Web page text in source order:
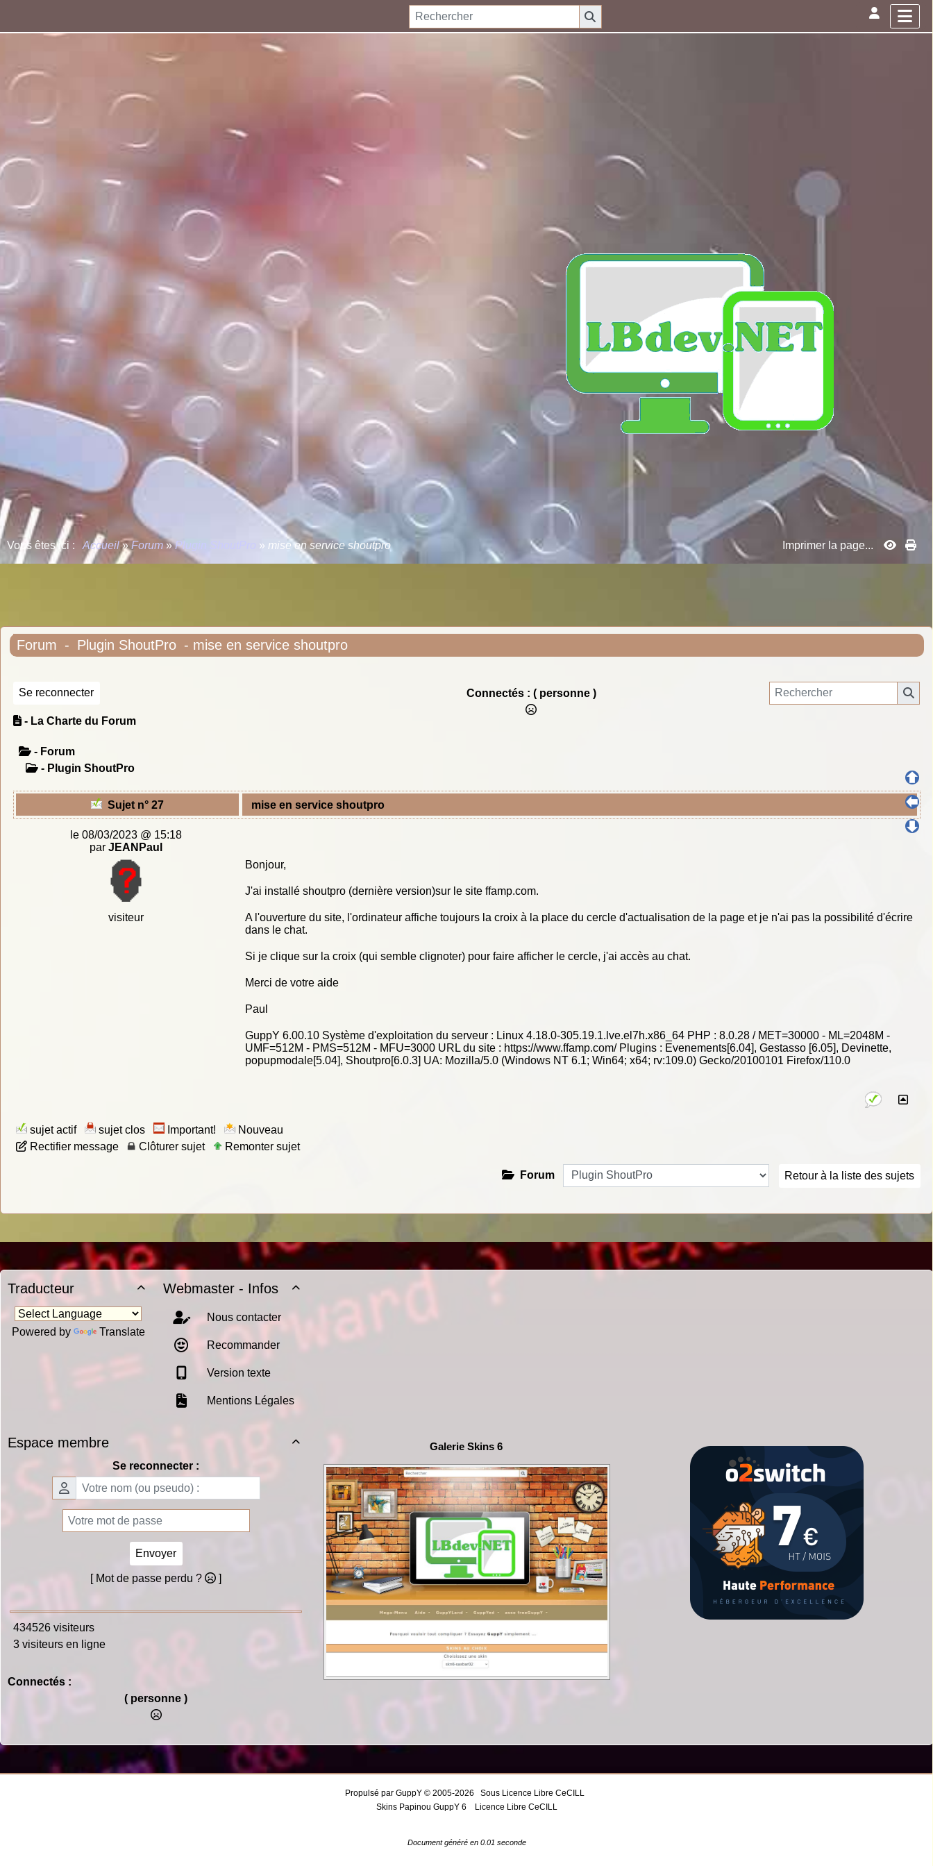
Vous êtes ici : Accueil» Forum »Plugin ShoutPro » mise en service shoutpro Imprimer la page...
Forum - Plugin ShoutPro - mise en service shoutpro
Se reconnecter Connectés : ( personne )
- La Charte du Forum
- Forum
- Plugin ShoutPro
Sujet n° 27 mise en service shoutpro
le 08/03/2023 @ 15:18
parJEANPaul
visiteur
Bonjour,
J'ai installé shoutpro (dernière version)sur le site ffamp.com.
A l'ouverture du site, l'ordinateur affiche toujours la croix à la place du cercle d'actualisation de la page et je n'ai pas la possibilité d'écrire
dans le chat.
Si je clique sur la croix (qui semble clignoter) pour faire afficher le cercle, j'ai accès au chat.
Merci de votre aide
Paul
GuppY 6.00.10 Système d'exploitation du serveur : Linux 4.18.0-305.19.1.lve.el7h.x86_64 PHP : 8.0.28 / MET=30000 - ML=2048M -
UMF=512M - PMS=512M - MFU=3000 URL du site : https://www.ffamp.com/ Plugins : Evenements[6.04], Gestasso [6.05], Devinette,
popupmodale[5.04], Shoutpro[6.0.3] UA: Mozilla/5.0 (Windows NT 6.1; Win64; x64; rv:109.0) Gecko/20100101 Firefox/110.0
sujet actif sujet clos Important!
Nouveau
Rectifier message
Clôturer sujet Remonter sujet
Forum Retour à la liste des sujets

Traducteur
Powered by Translate

Webmaster - Infos
Nous contacter
Recommander
Version texte
Mentions Légales

Espace membre
Se reconnecter :
Envoyer
[ Mot de passe perdu ? ]
434526 visiteurs
3 visiteurs en ligne
Connectés :
( personne )
Galerie Skins 6
Propulsé par GuppY © 2005-2026
Sous Licence Libre CeCILL
Skins Papinou GuppY 6
Licence Libre CeCILL
Document généré en 0.01 seconde